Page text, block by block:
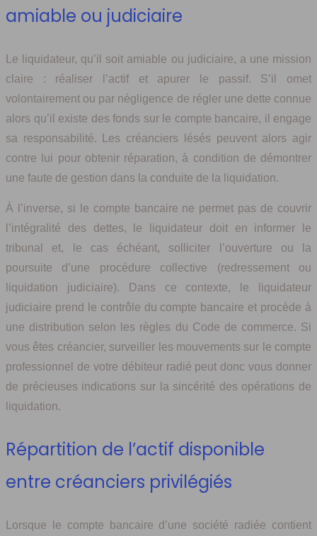
amiable ou judiciaire
Le liquidateur, qu’il soit amiable ou judiciaire, a une mission
claire : réaliser l’actif et apurer le passif. S’il omet
volontairement ou par négligence de régler une dette connue
alors qu’il existe des fonds sur le compte bancaire, il engage
sa responsabilité. Les créanciers lésés peuvent alors agir
contre lui pour obtenir réparation, à condition de démontrer
une faute de gestion dans la conduite de la liquidation.
À l’inverse, si le compte bancaire ne permet pas de couvrir
l’intégralité des dettes, le liquidateur doit en informer le
tribunal et, le cas échéant, solliciter l’ouverture ou la
poursuite d’une procédure collective (redressement ou
liquidation judiciaire). Dans ce contexte, le liquidateur
judiciaire prend le contrôle du compte bancaire et procède à
une distribution selon les règles du Code de commerce. Si
vous êtes créancier, surveiller les mouvements sur le compte
professionnel de votre débiteur radié peut donc vous donner
de précieuses indications sur la sincérité des opérations de
liquidation.
Répartition de l’actif disponible
entre créanciers privilégiés
Lorsque le compte bancaire d’une société radiée contient